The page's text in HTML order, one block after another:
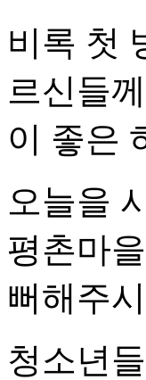
비록 첫
르신들
이 좋은
오늘을
평촌마
뻐해주
청소년